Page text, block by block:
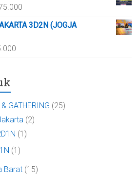
hingga
Rp700.000
Rp1.150.000
3D2N (JOGJA
GATHERING (25)
(2)
(1)
(1)
Barat (15)